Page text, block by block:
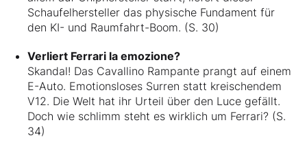
Schaufelhersteller das physische Fundament für
den KI- und Raumfahrt-Boom. (S. 30)
Verliert Ferrari la emozione?
Skandal! Das Cavallino Rampante prangt auf einem
E-Auto. Emotionsloses Surren statt kreischendem
V12. Die Welt hat ihr Urteil über den Luce gefällt.
Doch wie schlimm steht es wirklich um Ferrari? (S.
34)